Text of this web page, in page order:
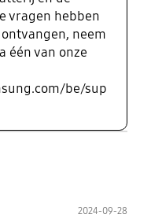
vragen hebben
neem
één van onze
be/sup
2024-09-28